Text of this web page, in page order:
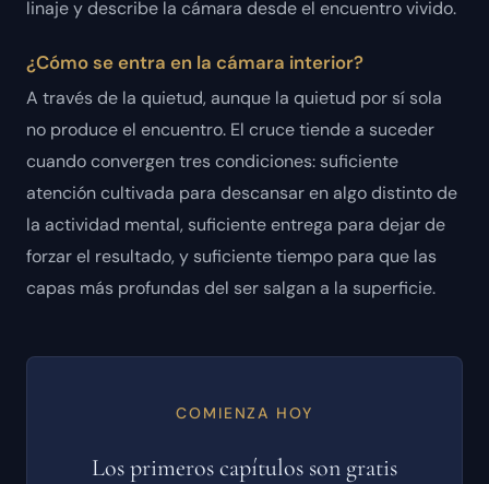
linaje y describe la cámara desde el encuentro vivido.
¿Cómo se entra en la cámara interior?
A través de la quietud, aunque la quietud por sí sola
no produce el encuentro. El cruce tiende a suceder
cuando convergen tres condiciones: suficiente
atención cultivada para descansar en algo distinto de
la actividad mental, suficiente entrega para dejar de
forzar el resultado, y suficiente tiempo para que las
capas más profundas del ser salgan a la superficie.
COMIENZA HOY
Los primeros capítulos son gratis